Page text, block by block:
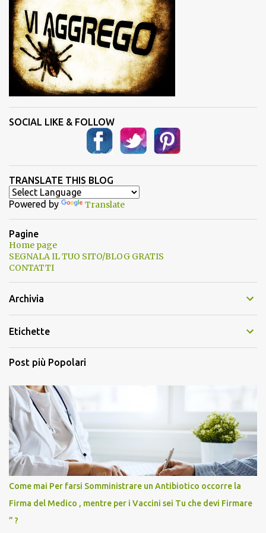
SOCIAL LIKE & FOLLOW
TRANSLATE THIS BLOG
Powered by Translate
Pagine
Home page
SEGNALA IL TUO SITO/BLOG GRATIS
CONTATTI
Archivia
Etichette
Post più Popolari
Come mai Per farsi Somministrare un Antibiotico occorre la
Firma del Medico , mentre per i Vaccini sei Tu che devi Firmare
” ?